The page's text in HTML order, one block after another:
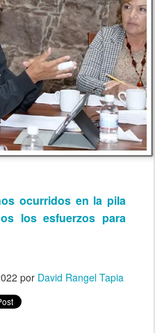
ocurridos en la pila
los esfuerzos para
por David Rangel Tapia